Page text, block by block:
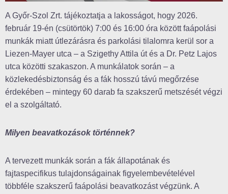
A Győr-Szol Zrt. tájékoztatja a lakosságot, hogy 2026.
február 19-én (csütörtök) 7:00 és 16:00 óra között faápolási
munkák miatt útlezárásra és parkolási tilalomra kerül sor a
Liezen-Mayer utca – a Szigethy Attila út és a Dr. Petz Lajos
utca közötti szakaszon. A munkálatok során – a
közlekedésbiztonság és a fák hosszú távú megőrzése
érdekében – mintegy 60 darab fa szakszerű metszését végzi
el a szolgáltató.
Milyen beavatkozások történnek?
A tervezett munkák során a fák állapotának és
fajtaspecifikus tulajdonságainak figyelembevételével
többféle szakszerű faápolási beavatkozást végzünk. A